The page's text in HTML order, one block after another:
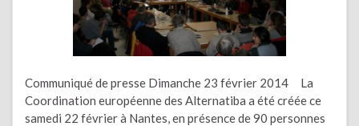
Communiqué de presse Dimanche 23 février 2014 La
Coordination européenne des Alternatiba a été créée ce
samedi 22 février à Nantes, en présence de 90 personnes